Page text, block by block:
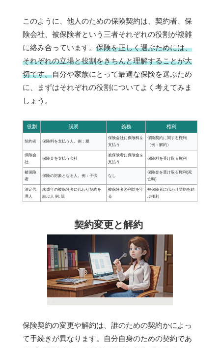
このように、他人のための保険契約は、契約者、保
険会社、被保険者という三者それぞれの役割が複雑
に絡み合っています。 保険を正しく選ぶためには、
それぞれの立場と役割をきちんと理解することが大
切です。自分や家族にとって最適な保険を選ぶため
に、まずはそれぞれの役割についてよく考えてみま
しょう。
役割 説明 義務 権利
契約者 保険料を支払う人。例：親
保険会社に保険料を
支払う
保険契約に関する権利
（例：解約）
保険会
社
保険金を支払う会社
被保険者に保険金を
支払う
保険料を受け取る権利
被保険
者
保険の対象となる人。例：子供 なし
保険金を受け取る権利(死
亡時)
法定代
理人
未成年の被保険者に代わり契約を
結ぶ人 例: 親
被保険者の利益を守
る
被保険者に代わり契約を結
ぶ権利
契約変更と解約
保険契約の変更や解約は、誰のための契約かによっ
て手続きが異なります。自分自身のための契約であ